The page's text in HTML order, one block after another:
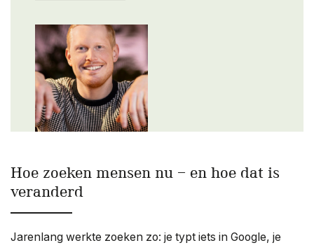
Hoe zoeken mensen nu — en hoe dat is
veranderd
Jarenlang werkte zoeken zo: je typt iets in Google, je